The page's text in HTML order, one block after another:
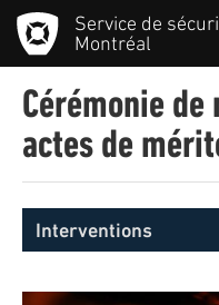
Aller
au
contenu
Service de
Montréal
Cérémonie
actes de
Menu
Interventions